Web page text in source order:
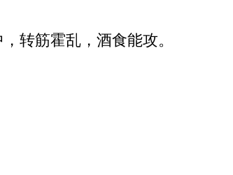
转筋霍乱，酒食能攻。